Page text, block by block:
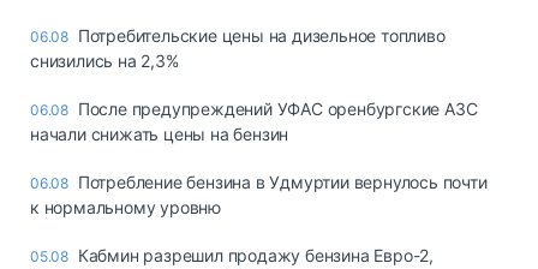
06.08 Потребительские цены на дизельное топливо
снизились на 2,3%
06.08 После предупреждений УФАС оренбургские АЗС
начали снижать цены на бензин
06.08 Потребление бензина в Удмуртии вернулось почти
к нормальному уровню
05.08 Кабмин разрешил продажу бензина Евро-2,